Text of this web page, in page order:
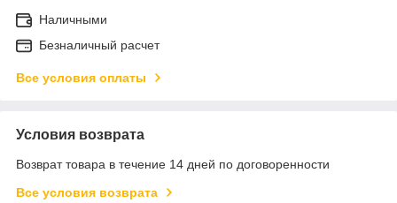
Наличными
Безналичный расчет
Все условия оплаты
Условия возврата
Возврат товара в течение 14 дней по договоренности
Все условия возврата